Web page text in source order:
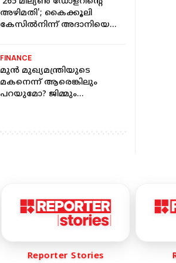
അഴിമതി'; കൈക്കൂലി
കേസില്‍നിന്ന് അദാനിയെ
FINANCE
മുന്‍ മുഖ്യമന്ത്രിയുടെ
മകനെന്ന് ആരെങ്കിലും
പറയുമോ? ജിമ്മും
പ്രതീക്
Reporter Stories